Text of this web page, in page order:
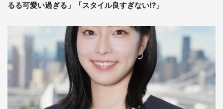
るる可愛い過ぎる」「スタイル良すぎない!?」